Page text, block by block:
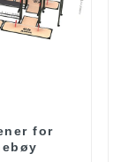
for